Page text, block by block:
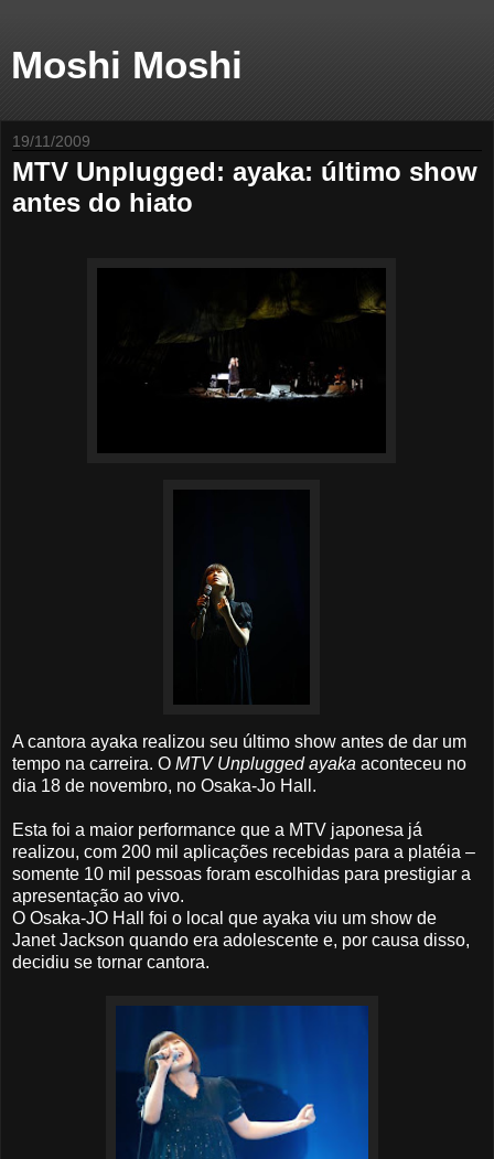
Moshi Moshi
19/11/2009
MTV Unplugged: ayaka: último show
antes do hiato
A cantora ayaka realizou seu último show antes de dar um
tempo na carreira. O MTV Unplugged ayaka aconteceu no
dia 18 de novembro, no Osaka-Jo Hall.
Esta foi a maior performance que a MTV japonesa já
realizou, com 200 mil aplicações recebidas para a platéia –
somente 10 mil pessoas foram escolhidas para prestigiar a
apresentação ao vivo.
O Osaka-JO Hall foi o local que ayaka viu um show de
Janet Jackson quando era adolescente e, por causa disso,
decidiu se tornar cantora.